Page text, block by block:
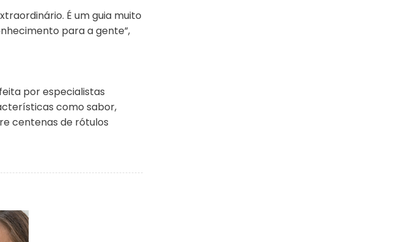
É um guia muito
para a gente”,
por especialistas
como sabor,
centenas de rótulos